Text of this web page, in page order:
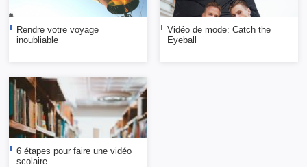
Rendre votre voyage
inoubliable
Vidéo de mode: Catch the
Eyeball
6 étapes pour faire une vidéo
scolaire